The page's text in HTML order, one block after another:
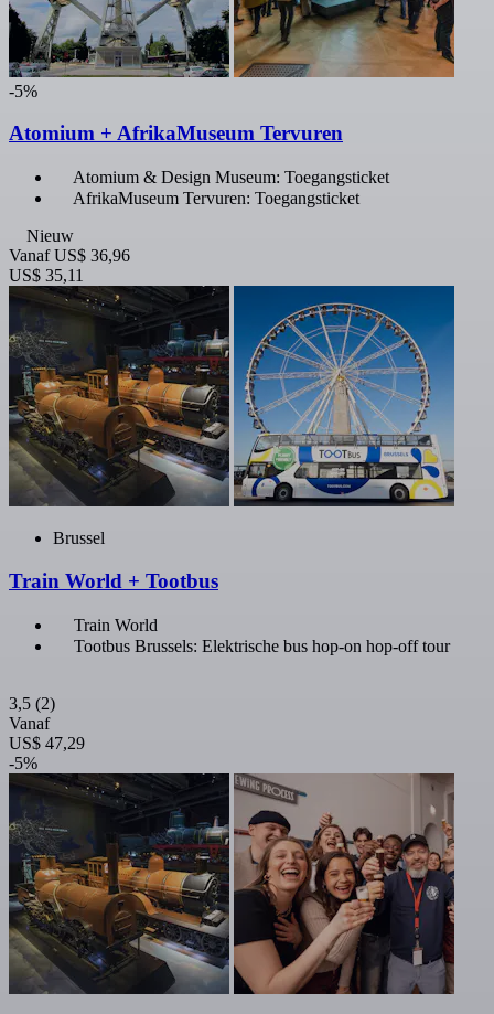
-5%
Atomium + AfrikaMuseum Tervuren
Atomium & Design Museum: Toegangsticket
AfrikaMuseum Tervuren: Toegangsticket
Nieuw
Vanaf US$ 36,96
US$ 35,11
Brussel
Train World + Tootbus
Train World
Tootbus Brussels: Elektrische bus hop-on hop-off tour
3,5 (2)
Vanaf
US$ 47,29
-5%